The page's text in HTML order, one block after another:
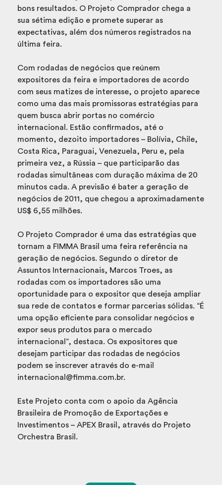
bons resultados. O Projeto Comprador chega a
sua sétima edição e promete superar as
expectativas, além dos números registrados na
última feira.
Com rodadas de negócios que reúnem
expositores da feira e importadores de acordo
com seus matizes de interesse, o projeto aparece
como uma das mais promissoras estratégias para
quem busca abrir portas no comércio
internacional. Estão confirmados, até o
momento, dezoito importadores – Bolívia, Chile,
Costa Rica, Paraguai, Venezuela, Peru e, pela
primeira vez, a Rússia – que participarão das
rodadas simultâneas com duração máxima de 20
minutos cada. A previsão é bater a geração de
negócios de 2011, que chegou a aproximadamente
US$ 6,55 milhões.
O Projeto Comprador é uma das estratégias que
tornam a FIMMA Brasil uma feira referência na
geração de negócios. Segundo o diretor de
Assuntos Internacionais, Marcos Troes, as
rodadas com os importadores são uma
oportunidade para o expositor que deseja ampliar
sua rede de contatos e formar parcerias sólidas. “É
uma opção eficiente para consolidar negócios e
expor seus produtos para o mercado
internacional”, destaca. Os expositores que
desejam participar das rodadas de negócios
podem se inscrever através do e-mail
internacional@fimma.com.br.
Este Projeto conta com o apoio da Agência
Brasileira de Promoção de Exportações e
Investimentos – APEX Brasil, através do Projeto
Orchestra Brasil.